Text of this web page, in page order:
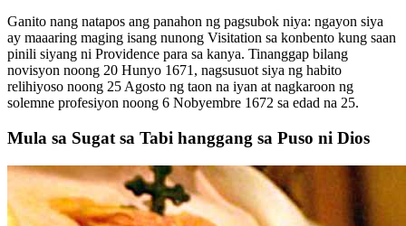
Ganito nang natapos ang panahon ng pagsubok niya: ngayon siya
ay maaaring maging isang nunong Visitation sa konbento kung saan
pinili siyang ni Providence para sa kanya. Tinanggap bilang
novisyon noong 20 Hunyo 1671, nagsusuot siya ng habito
relihiyoso noong 25 Agosto ng taon na iyan at nagkaroon ng
solemne profesiyon noong 6 Nobyembre 1672 sa edad na 25.
Mula sa Sugat sa Tabi hanggang sa Puso ni Dios